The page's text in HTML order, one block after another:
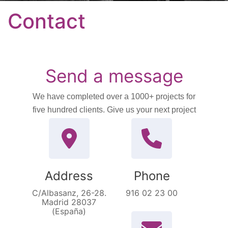
Contact
Send a message
We have completed over a 1000+ projects for
five hundred clients. Give us your next project
Address
C/Albasanz, 26-28.
Madrid 28037
(España)
Phone
916 02 23 00